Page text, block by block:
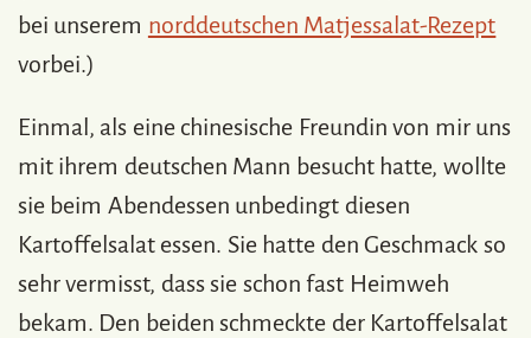
bei unserem norddeutschen Matjessalat-Rezept
vorbei.)
Einmal, als eine chinesische Freundin von mir uns
mit ihrem deutschen Mann besucht hatte, wollte
sie beim Abendessen unbedingt diesen
Kartoffelsalat essen. Sie hatte den Geschmack so
sehr vermisst, dass sie schon fast Heimweh
bekam. Den beiden schmeckte der Kartoffelsalat